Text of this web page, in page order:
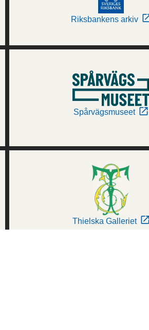
Riksbankens arkiv
Spårvägsmuseet
Thielska Galleriet